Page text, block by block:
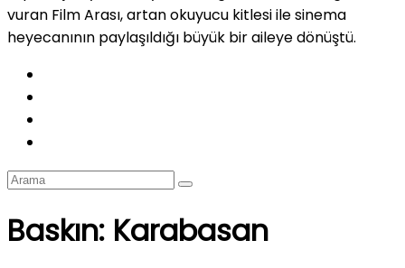
vuran Film Arası, artan okuyucu kitlesi ile sinema
heyecanının paylaşıldığı büyük bir aileye dönüştü.
Baskın: Karabasan